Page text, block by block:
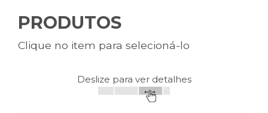
PRODUTOS
Clique no item para selecioná-lo
Deslize para ver detalhes